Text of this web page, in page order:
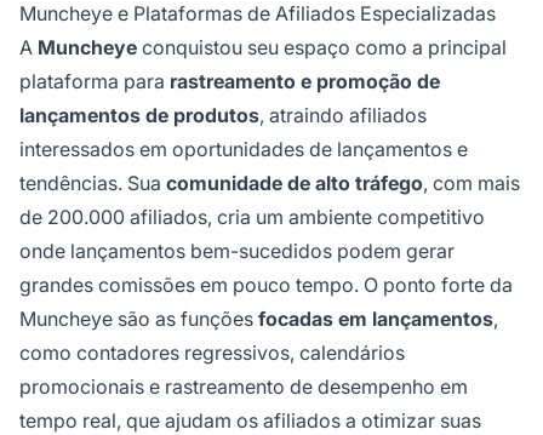
Muncheye e Plataformas de Afiliados Especializadas
A Muncheye conquistou seu espaço como a principal
plataforma para rastreamento e promoção de
lançamentos de produtos, atraindo afiliados
interessados em oportunidades de lançamentos e
tendências. Sua comunidade de alto tráfego, com mais
de 200.000 afiliados, cria um ambiente competitivo
onde lançamentos bem-sucedidos podem gerar
grandes comissões em pouco tempo. O ponto forte da
Muncheye são as funções focadas em lançamentos,
como contadores regressivos, calendários
promocionais e rastreamento de desempenho em
tempo real, que ajudam os afiliados a otimizar suas